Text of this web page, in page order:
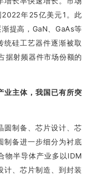
年25亿美元1。此
提高，GaN、GaAs等
统硅工艺器件逐渐被取
据射频器件市场份额的
业主体，我国已有所突
制备、芯片设计、芯
制备进一步细分为衬底
物半导体产业多以IDM
计、芯片制造、到封装